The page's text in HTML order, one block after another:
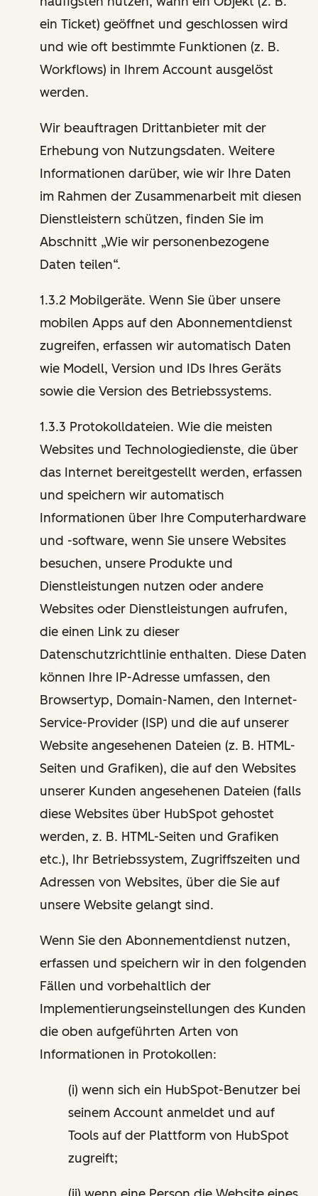
ein Ticket) geöffnet und geschlossen wird
und wie oft bestimmte Funktionen (z. B.
Workflows) in Ihrem Account ausgelöst
werden.
Wir beauftragen Drittanbieter mit der
Erhebung von Nutzungsdaten. Weitere
Informationen darüber, wie wir Ihre Daten
im Rahmen der Zusammenarbeit mit diesen
Dienstleistern schützen, finden Sie im
Abschnitt „Wie wir personenbezogene
Daten teilen“.
1.3.2 Mobilgeräte. Wenn Sie über unsere
mobilen Apps auf den Abonnementdienst
zugreifen, erfassen wir automatisch Daten
wie Modell, Version und IDs Ihres Geräts
sowie die Version des Betriebssystems.
1.3.3 Protokolldateien. Wie die meisten
Websites und Technologiedienste, die über
das Internet bereitgestellt werden, erfassen
und speichern wir automatisch
Informationen über Ihre Computerhardware
und -software, wenn Sie unsere Websites
besuchen, unsere Produkte und
Dienstleistungen nutzen oder andere
Websites oder Dienstleistungen aufrufen,
die einen Link zu dieser
Datenschutzrichtlinie enthalten. Diese Daten
können Ihre IP-Adresse umfassen, den
Browsertyp, Domain-Namen, den Internet-
Service-Provider (ISP) und die auf unserer
Website angesehenen Dateien (z. B. HTML-
Seiten und Grafiken), die auf den Websites
unserer Kunden angesehenen Dateien (falls
diese Websites über HubSpot gehostet
werden, z. B. HTML-Seiten und Grafiken
etc.), Ihr Betriebssystem, Zugriffszeiten und
Adressen von Websites, über die Sie auf
unsere Website gelangt sind.
Wenn Sie den Abonnementdienst nutzen,
erfassen und speichern wir in den folgenden
Fällen und vorbehaltlich der
Implementierungseinstellungen des Kunden
die oben aufgeführten Arten von
Informationen in Protokollen:
(i) wenn sich ein HubSpot-Benutzer bei
seinem Account anmeldet und auf
Tools auf der Plattform von HubSpot
zugreift;